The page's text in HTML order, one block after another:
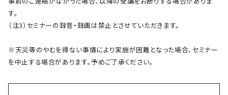
す。
（注3）セミナーの録音・録画は禁止とさせていただきます。
※天災等のやむを得ない事情により実施が困難となった場合、セミナー
を中止する場合があります。予めご了承ください。